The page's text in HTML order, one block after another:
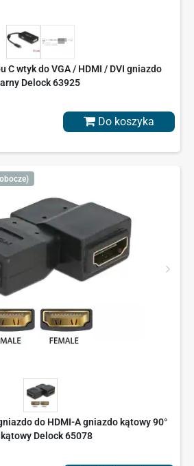
C wtyk do VGA / HDMI / DVI gniazdo
Delock 63925
Do koszyka
do HDMI-A gniazdo kątowy 90°
kątowy Delock 65078